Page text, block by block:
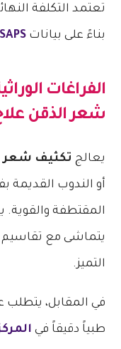
تعتمد التكلفة
بناءً على بيانات
الفراغات
شعر الذقن
يعالج تكثيف شعر
أو الندوب القديمة
المقتطفة والقوية.
يتماشى مع تقاسيم
التميز.
في المقابل، يتطلب
طبياً دقيقاً في